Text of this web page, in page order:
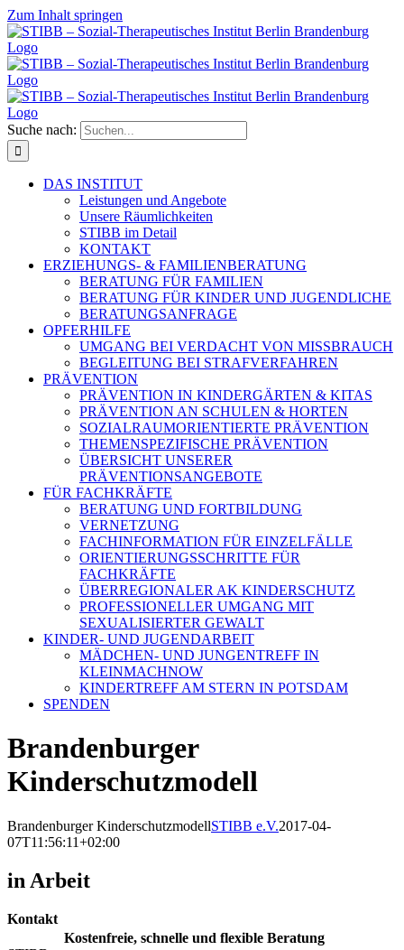
Zum Inhalt springen
Suche nach:
DAS INSTITUT
Leistungen und Angebote
Unsere Räumlichkeiten
STIBB im Detail
KONTAKT
ERZIEHUNGS- & FAMILIENBERATUNG
BERATUNG FÜR FAMILIEN
BERATUNG FÜR KINDER UND JUGENDLICHE
BERATUNGSANFRAGE
OPFERHILFE
UMGANG BEI VERDACHT VON MISSBRAUCH
BEGLEITUNG BEI STRAFVERFAHREN
PRÄVENTION
PRÄVENTION IN KINDERGÄRTEN & KITAS
PRÄVENTION AN SCHULEN & HORTEN
SOZIALRAUMORIENTIERTE PRÄVENTION
THEMENSPEZIFISCHE PRÄVENTION
ÜBERSICHT UNSERER
PRÄVENTIONSANGEBOTE
FÜR FACHKRÄFTE
BERATUNG UND FORTBILDUNG
VERNETZUNG
FACHINFORMATION FÜR EINZELFÄLLE
ORIENTIERUNGSSCHRITTE FÜR
FACHKRÄFTE
ÜBERREGIONALER AK KINDERSCHUTZ
PROFESSIONELLER UMGANG MIT
SEXUALISIERTER GEWALT
KINDER- UND JUGENDARBEIT
MÄDCHEN- UND JUNGENTREFF IN
KLEINMACHNOW
KINDERTREFF AM STERN IN POTSDAM
SPENDEN
Brandenburger
Kinderschutzmodell
Brandenburger KinderschutzmodellSTIBB e.V.2017-04-
07T11:56:11+02:00
in Arbeit
Kostenfreie, schnelle und flexible Beratung
Kontakt